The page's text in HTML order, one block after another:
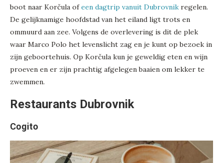
boot naar Korčula ofeen dagtrip vanuit Dubrovnik regelen.
De gelijknamige hoofdstad van het eiland ligt trots en
ommuurd aan zee. Volgens de overlevering is dit de plek
waar Marco Polo het levenslicht zag en je kunt op bezoek in
zijn geboortehuis. Op Korčula kun je geweldig eten en wijn
proeven en er zijn prachtig afgelegen baaien om lekker te
zwemmen.
Restaurants Dubrovnik
Cogito